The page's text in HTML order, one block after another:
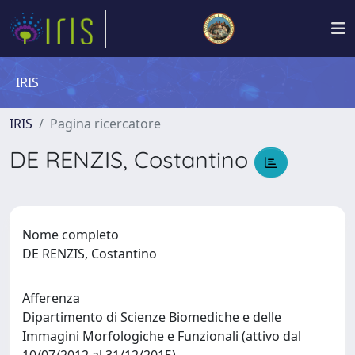
IRIS
IRIS Pagina ricercatore
DE RENZIS, Costantino
Nome completo
DE RENZIS, Costantino
Afferenza
Dipartimento di Scienze Biomediche e delle
Immagini Morfologiche e Funzionali (attivo dal